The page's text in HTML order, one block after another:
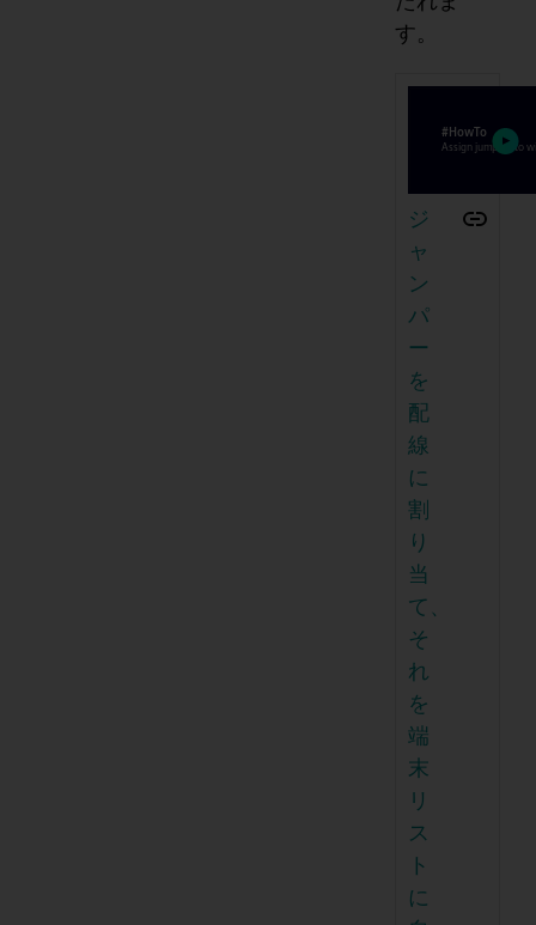
す。
ジ
ャ
ン
パ
ー
を
配
線
に
割
り
当
て、
そ
れ
を
端
末
リ
ス
ト
に